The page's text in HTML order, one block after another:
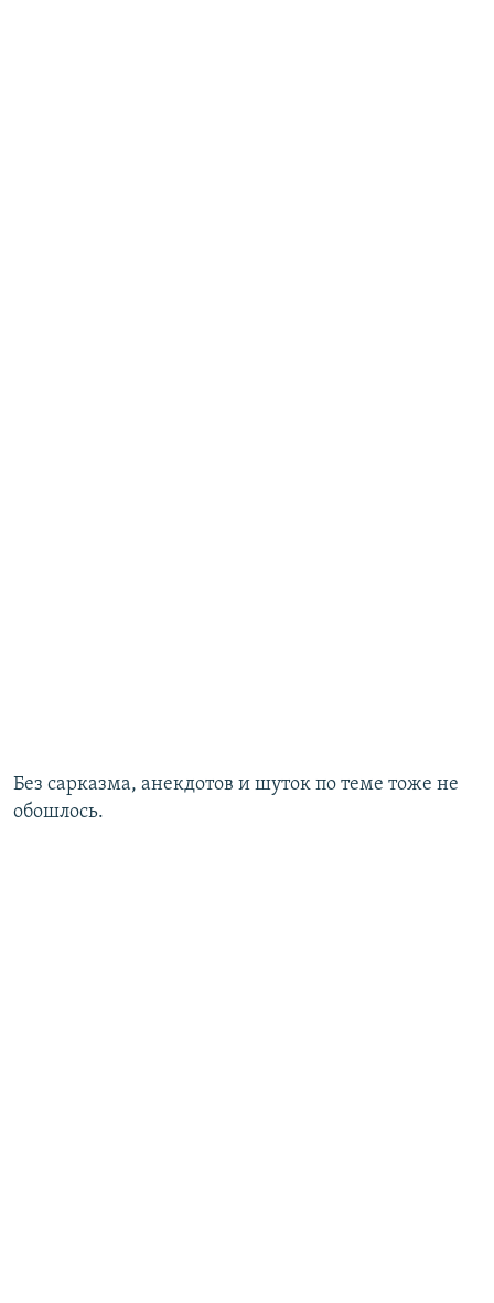
Без сарказма, анекдотов и шуток по теме тоже не
обошлось.